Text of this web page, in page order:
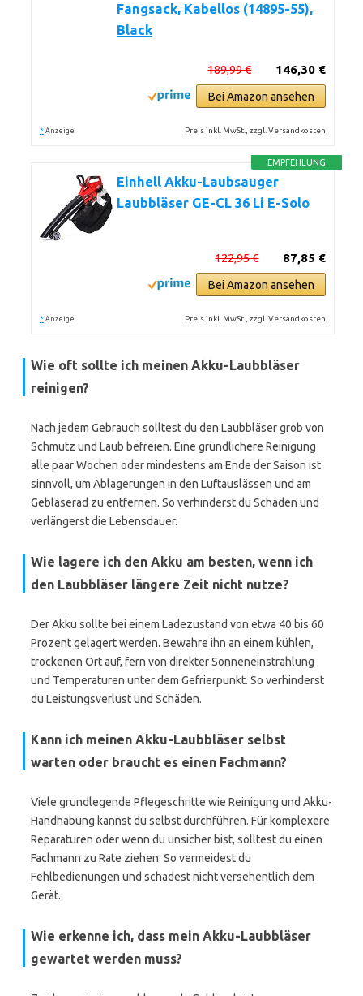
Fangsack, Kabellos (14895-55),
Black
146,30 €
189,99 €
Bei Amazon ansehen
* Anzeige Preis inkl. MwSt., zzgl. Versandkosten
EMPFEHLUNG
Einhell Akku-Laubsauger
Laubbläser GE-CL 36 Li E-Solo
87,85 €
122,95 €
Bei Amazon ansehen
* Anzeige Preis inkl. MwSt., zzgl. Versandkosten
Wie oft sollte ich meinen Akku-Laubbläser
reinigen?
Nach jedem Gebrauch solltest du den Laubbläser grob von
Schmutz und Laub befreien. Eine gründlichere Reinigung
alle paar Wochen oder mindestens am Ende der Saison ist
sinnvoll, um Ablagerungen in den Luftauslässen und am
Gebläserad zu entfernen. So verhinderst du Schäden und
verlängerst die Lebensdauer.
Wie lagere ich den Akku am besten, wenn ich
den Laubbläser längere Zeit nicht nutze?
Der Akku sollte bei einem Ladezustand von etwa 40 bis 60
Prozent gelagert werden. Bewahre ihn an einem kühlen,
trockenen Ort auf, fern von direkter Sonneneinstrahlung
und Temperaturen unter dem Gefrierpunkt. So verhinderst
du Leistungsverlust und Schäden.
Kann ich meinen Akku-Laubbläser selbst
warten oder braucht es einen Fachmann?
Viele grundlegende Pflegeschritte wie Reinigung und Akku-
Handhabung kannst du selbst durchführen. Für komplexere
Reparaturen oder wenn du unsicher bist, solltest du einen
Fachmann zu Rate ziehen. So vermeidest du
Fehlbedienungen und schadest nicht versehentlich dem
Gerät.
Wie erkenne ich, dass mein Akku-Laubbläser
gewartet werden muss?